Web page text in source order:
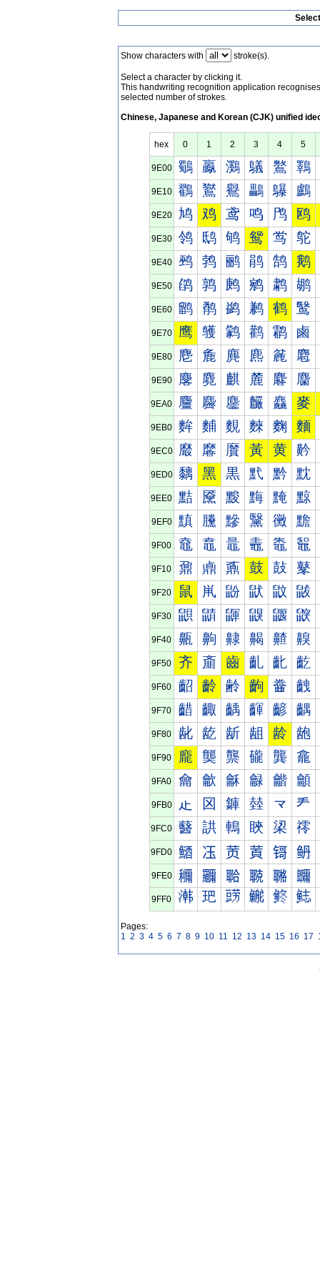
Show characters with stroke(s).
Select a character by clicking it.
This handwriting recognition application
selected number of strokes.
Chinese, Japanese and Korean (CJK) unified
hex 0 1 2 3 4 5
9E00 鸀 鸁 鸂 鸃 鸄 鸅
9E10 鸐 鸑 鸒 鸓 鸔 鸕
9E20 鸠 鸡 鸢 鸣 鸤 鸥
9E30 鸰 鸱 鸲 鸳 鸴 鸵
9E40 鹀 鹁 鹂 鹃 鹄 鹅
9E50 鹐 鹑 鹒 鹓 鹔 鹕
9E60 鹠 鹡 鹢 鹣 鹤 鹥
9E70 鹰 鹱 鹲 鹳 鹴 鹵
9E80 麀 麁 麂 麃 麄 麅
9E90 麐 麑 麒 麓 麔 麕
9EA0 麠 麡 麢 麣 麤 麥
9EB0 麰 麱 麲 麳 麴 麵
9EC0 黀 黁 黂 黃 黄 黅
9ED0 黐 黑 黒 黓 黔 黕
9EE0 黠 黡 黢 黣 黤 黥
9EF0 黰 黱 黲 黳 黴 黵
9F00 鼀 鼁 鼂 鼃 鼄 鼅
9F10 鼐 鼑 鼒 鼓 鼔 鼕
9F20 鼠 鼡 鼢 鼣 鼤 鼥
9F30 鼰 鼱 鼲 鼳 鼴 鼵
9F40 齀 齁 齂 齃 齄 齅
9F50 齐 齑 齒 齓 齔 齕
9F60 齠 齡 齢 齣 齤 齥
9F70 齰 齱 齲 齳 齴 齵
9F80 龀 龁 龂 龃 龄 龅
9F90 龐 龑 龒 龓 龔 龕
9FA0 龠 龡 龢 龣 龤 龥
9FB0 龰 龱 龲 龳 龴 龵
9FC0 鿀 鿁 鿂 鿃 鿄 鿅
9FD0 鿐 鿑 鿒 鿓 鿔 鿕
9FE0 鿠 鿡 鿢 鿣 鿤 鿥
9FF0 鿰 鿱 鿲 鿳 鿴 鿵
Pages:
1 2 3 4 5 6 7 8 9 10 11 12 13 14 15 16 17